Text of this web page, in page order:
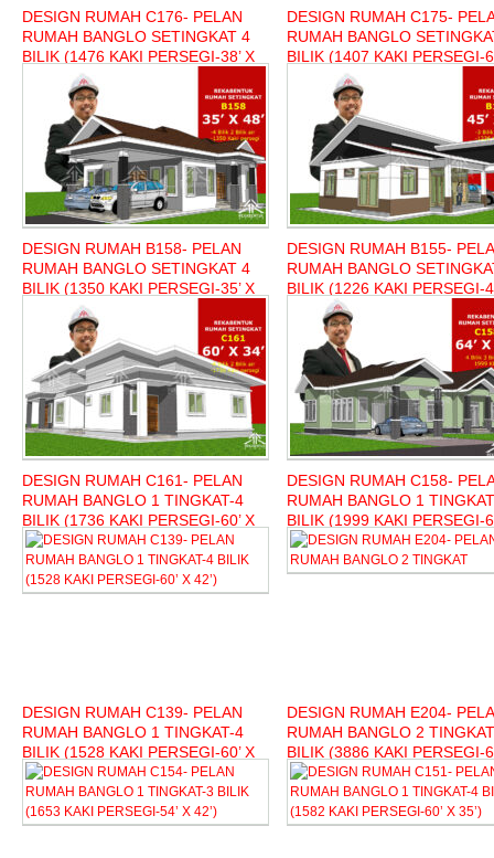
DESIGN RUMAH C176- PELAN
RUMAH BANGLO SETINGKAT 4
BILIK (1476 KAKI PERSEGI-38’ X
DESIGN RUMAH C175-
RUMAH BANGLO
BILIK (1407 KAKI PERSEGI-
DESIGN RUMAH B158- PELAN
RUMAH BANGLO SETINGKAT 4
BILIK (1350 KAKI PERSEGI-35’ X
DESIGN RUMAH B155-
RUMAH BANGLO
BILIK (1226 KAKI PERSEGI-
DESIGN RUMAH C161- PELAN
RUMAH BANGLO 1 TINGKAT-4
BILIK (1736 KAKI PERSEGI-60’ X
34’)
DESIGN RUMAH C158-
RUMAH BANGLO 1
BILIK (1999 KAKI PERSEGI-
53’)
DESIGN RUMAH C139- PELAN
RUMAH BANGLO 1 TINGKAT-4
BILIK (1528 KAKI PERSEGI-60’ X
42’)
DESIGN RUMAH E204-
RUMAH BANGLO 2
BILIK (3886 KAKI PERSEGI-
50’)